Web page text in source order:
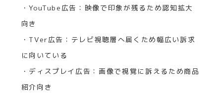
・YouTube広告：映像で印象が残るため認知拡大
向き
・TVer広告：テレビ視聴層へ届くため幅広い訴求
に向いている
・ディスプレイ広告：画像で視覚に訴えるため商品
紹介向き